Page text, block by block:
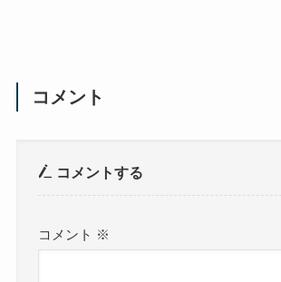
コメント
コメントする
コメント ※